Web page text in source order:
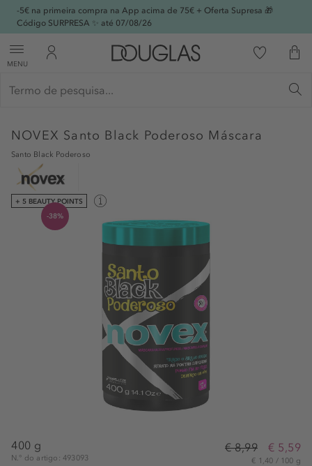
-5€ na primeira compra na App acima de 75€ + Oferta Supresa 🎁
Código SURPRESA ✨ até 07/08/26
MENU
NOVEX Santo Black Poderoso Máscara
Santo Black Poderoso
+ 5 BEAUTY POINTS
-38%
400 g
N.° do artigo: 493093
€ 8,99 € 5,59
€ 1,40 / 100 g